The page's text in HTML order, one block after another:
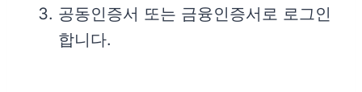
공동인증서 또는 금융인증서로 로그인
합니다.